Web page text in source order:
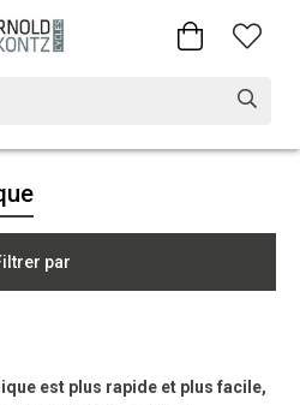
par
est plus rapide et plus facile,